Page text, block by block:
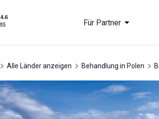
Für Partner
Alle Länder anzeigen Behandlung in Polen